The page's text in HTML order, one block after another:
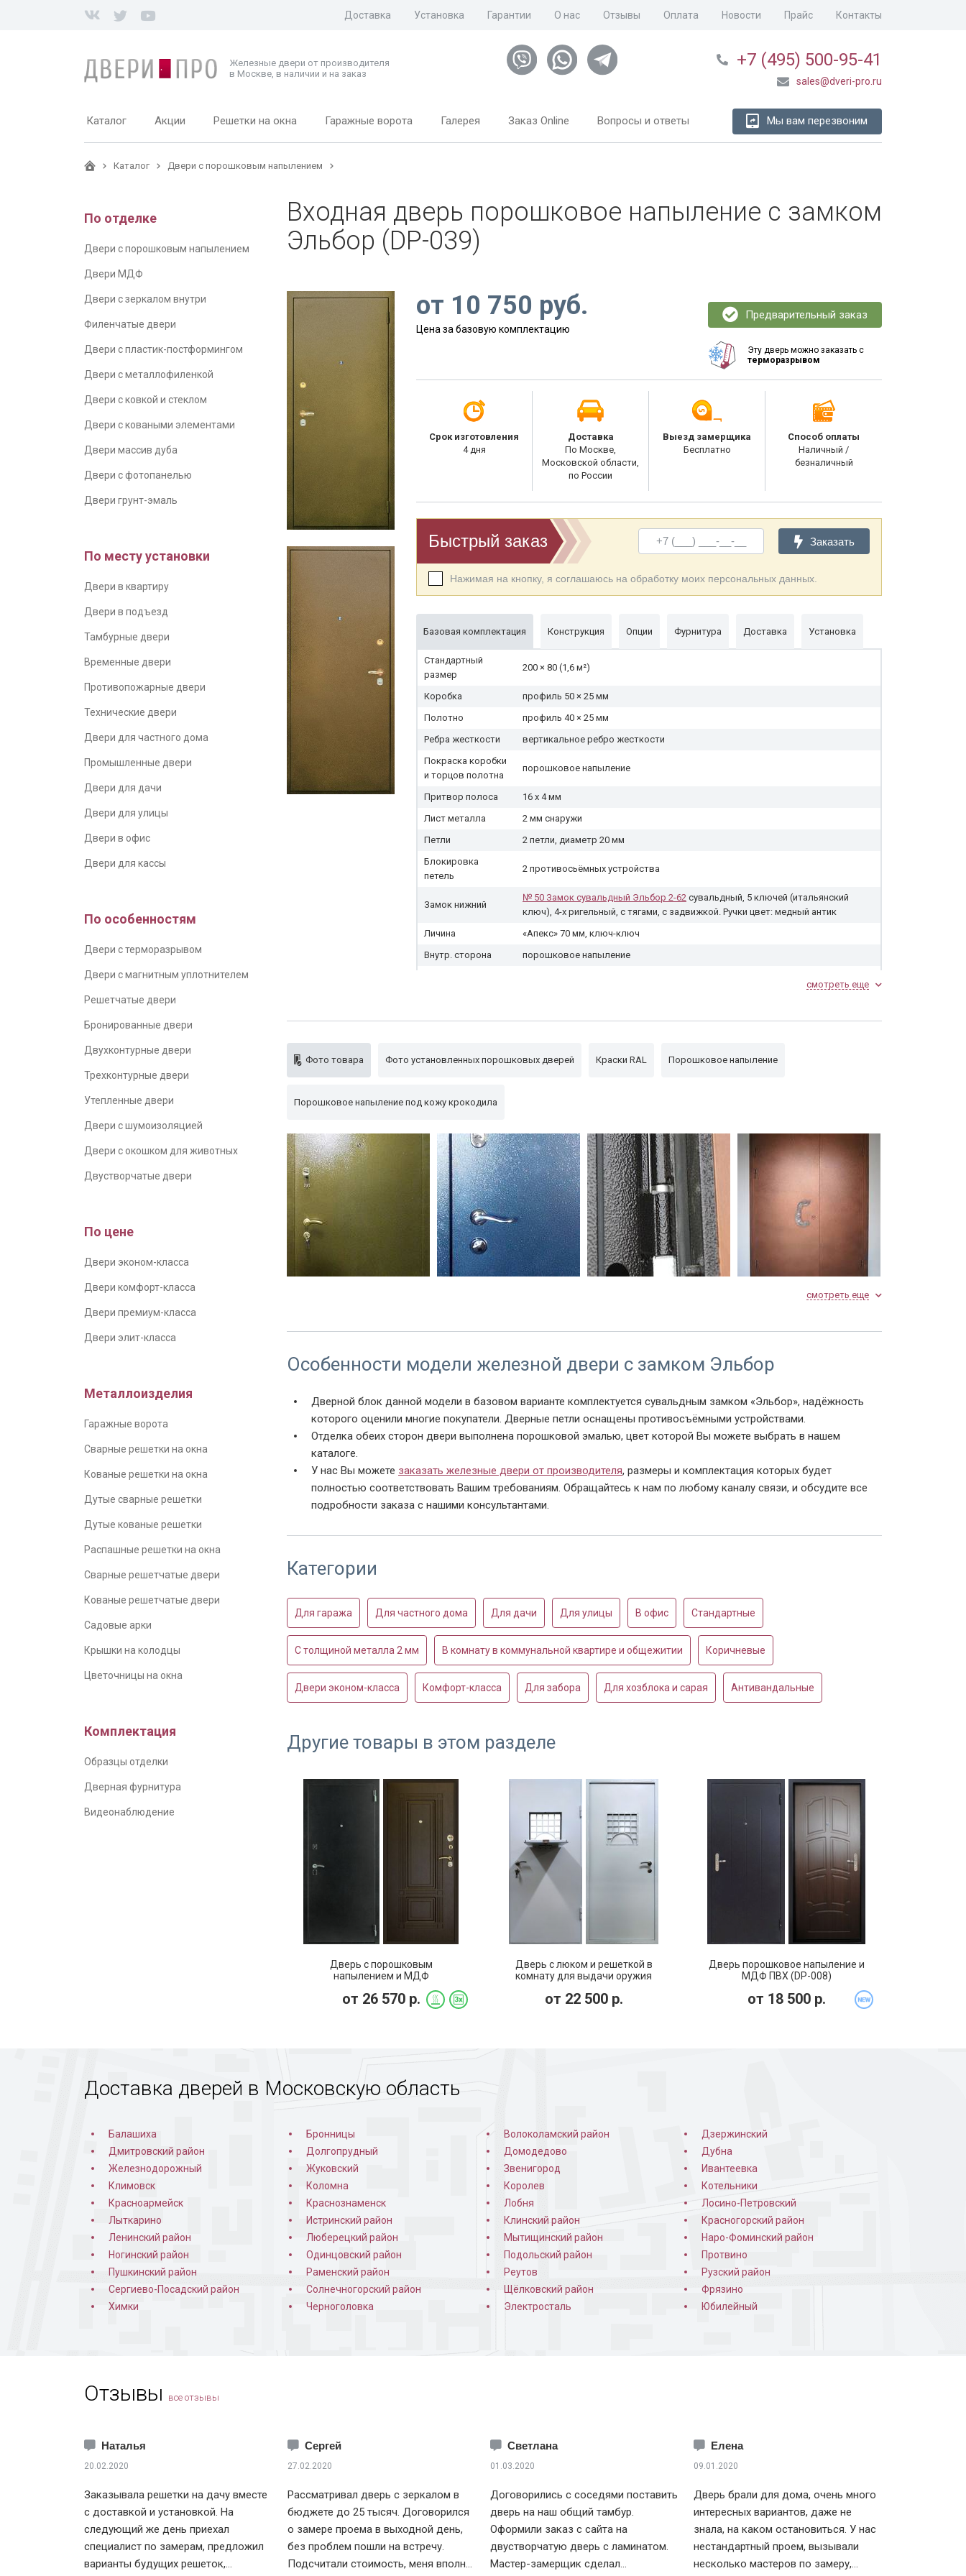
Доставка Установка Гарантии О нас Отзывы Оплата Новости Прайс Контакты
Железные двери от производителя
в Москве, в наличии и на заказ
+7 (495) 500-95-41
sales@dveri-pro.ru
Каталог Акции Решетки на окна Гаражные ворота Галерея Заказ Online Вопросы и ответы Мы вам перезвоним
Каталог Двери с порошковым напылением
По отделке
Двери с порошковым напылением
Двери МДФ
Двери с зеркалом внутри
Филенчатые двери
Двери с пластик-постформингом
Двери с металлофиленкой
Двери с ковкой и стеклом
Двери с коваными элементами
Двери массив дуба
Двери с фотопанелью
Двери грунт-эмаль
По месту установки
Двери в квартиру
Двери в подъезд
Тамбурные двери
Временные двери
Противопожарные двери
Технические двери
Двери для частного дома
Промышленные двери
Двери для дачи
Двери для улицы
Двери в офис
Двери для кассы
По особенностям
Двери с терморазрывом
Двери с магнитным уплотнителем
Решетчатые двери
Бронированные двери
Двухконтурные двери
Трехконтурные двери
Утепленные двери
Двери с шумоизоляцией
Двери с окошком для животных
Двустворчатые двери
По цене
Двери эконом-класса
Двери комфорт-класса
Двери премиум-класса
Двери элит-класса
Металлоизделия
Гаражные ворота
Сварные решетки на окна
Кованые решетки на окна
Дутые сварные решетки
Дутые кованые решетки
Распашные решетки на окна
Сварные решетчатые двери
Кованые решетчатые двери
Садовые арки
Крышки на колодцы
Цветочницы на окна
Комплектация
Образцы отделки
Дверная фурнитура
Видеонаблюдение
Входная дверь порошковое напыление с замком
Эльбор (DP-039)
от 10 750 руб.
Цена за базовую комплектацию
Предварительный заказ
Эту дверь можно заказать с
терморазрывом
Срок изготовления
4 дня
Доставка
По Москве,
Московской области,
по России
Выезд замерщика
Бесплатно
Способ оплаты
Наличный /
безналичный
Быстрый заказ
Нажимая на кнопку, я соглашаюсь на обработку моих персональных данных.
Заказать
Базовая комплектация Конструкция Опции Фурнитура Доставка Установка
Стандартный
размер
200 × 80 (1,6 м²)
Коробка
профиль 50 × 25 мм
Полотно
профиль 40 × 25 мм
Ребра жесткости
вертикальное ребро жесткости
Покраска коробки
и торцов полотна
порошковое напыление
Притвор полоса
16 х 4 мм
Лист металла
2 мм снаружи
Петли
2 петли, диаметр 20 мм
Блокировка
петель
2 противосьёмных устройства
Замок нижний
№ 50 Замок сувальдный Эльбор 2-62 сувальдный, 5 ключей (итальянский
ключ), 4-х ригельный, с тягами, с задвижкой. Ручки цвет: медный антик
Личина
«Апекс» 70 мм, ключ-ключ
Внутр. сторона
порошковое напыление
смотреть еще
Фото товара Фото установленных порошковых дверей Краски RAL Порошковое напыление
Порошковое напыление под кожу крокодила
смотреть еще
Особенности модели железной двери с замком Эльбор
Дверной блок данной модели в базовом варианте комплектуется сувальдным замком «Эльбор», надёжность
которого оценили многие покупатели. Дверные петли оснащены противосъёмными устройствами.
Отделка обеих сторон двери выполнена порошковой эмалью, цвет которой Вы можете выбрать в нашем
каталоге.
У нас Вы можете заказать железные двери от производителя, размеры и комплектация которых будет
полностью соответствовать Вашим требованиям. Обращайтесь к нам по любому каналу связи, и обсудите все
подробности заказа с нашими консультантами.
Категории
Для гаража Для частного дома Для дачи Для улицы В офис Стандартные
С толщиной металла 2 мм В комнату в коммунальной квартире и общежитии Коричневые
Двери эконом-класса Комфорт-класса Для забора Для хозблока и сарая Антивандальные
Другие товары в этом разделе
Дверь с порошковым
напылением и МДФ
050)
от 26 570р.
Дверь с люком и решеткой в
комнату для выдачи оружия
от 22 500р.
Дверь порошковое напыление и
МДФ ПВХ (DP-008)
от 18 500р.
Доставка дверей в Московскую область
Балашиха Бронницы Волоколамский район
Дзержинский
Дмитровский район
Долгопрудный Домодедово
Дубна
Железнодорожный
Жуковский Звенигород
Ивантеевка
Климовск
Коломна Королев
Котельники
Красноармейск
Краснознаменск Лобня
Лосино-Петровский
Лыткарино
Истринский район Клинский район
Красногорский район
Ленинский район
Люберецкий район Мытищинский район
Наро-Фоминский район
Ногинский район
Одинцовский район Подольский район
Протвино
Пушкинский район
Раменский район Реутов
Рузский район
Сергиево-Посадский район
Солнечногорский район Щёлковский район
Фрязино
Химки
Черноголовка Электросталь Юбилейный
Отзывы все отзывы
Наталья
20.02.2020
Заказывала решетки на дачу вместе
с доставкой и установкой. На
следующий же день приехал
специалист по замерам, предложил
варианты будущих решеток,
Сергей
27.02.2020
Рассматривал дверь с зеркалом в
бюджете до 25 тысяч. Договорился
о замере проема в выходной день,
без проблем пошли на встречу.
Подсчитали стоимость, меня вполне
Светлана
01.03.2020
Договорились с соседями поставить
дверь на наш общий тамбур.
Оформили заказ с сайта на
двустворчатую дверь с ламинатом.
Мастер-замерщик сделал
Елена
09.01.2020
Дверь брали для дома, очень много
интересных вариантов, даже не
знала, на каком остановиться. У нас
нестандартный проем, вызывали
несколько мастеров по замеру,